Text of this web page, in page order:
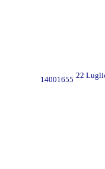
14001655 22